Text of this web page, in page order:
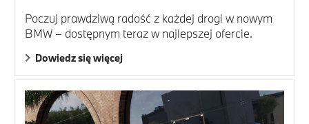
Poczuj prawdziwą radość z każdej drogi w nowym
BMW – dostępnym teraz w najlepszej ofercie.
Dowiedz się więcej